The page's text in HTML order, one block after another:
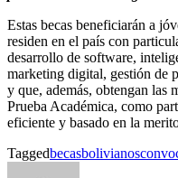
Estas becas beneficiarán a
residen en el país con
desarrollo de software,
marketing digital, gestión de
y que, además, obtengan las
Prueba Académica, como
eficiente y basado en la
Taggedbecasbolivianos